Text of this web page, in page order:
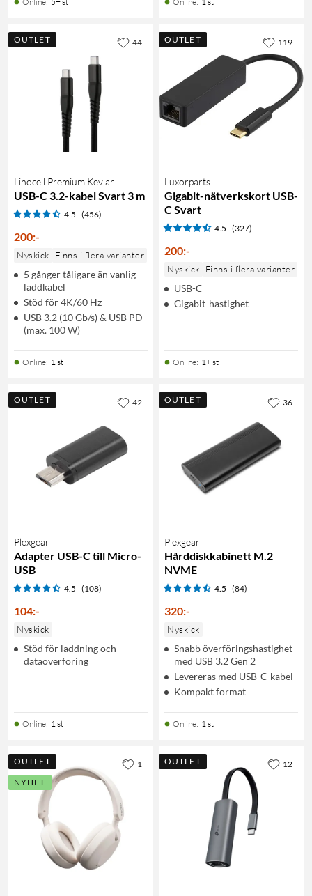
OUTLET
Linocell Premium Kevlar
USB-C 3.2-kabel Svart 3 m
4.5 (456)
200:-
Nyskick Finns i flera varianter
5 gånger tåligare än vanlig
laddkabel
Stöd för 4K/60 Hz
USB 3.2 (10 Gb/s) & USB PD
(max. 100 W)
Online: 1 st
44 OUTLET
Luxorparts
Gigabit-nätverkskort USB-
C Svart
4.5 (327)
200:-
Nyskick Finns i flera varianter
USB-C
Gigabit-hastighet
Online: 1+ st
119
OUTLET
Plexgear
Adapter USB-C till Micro-
USB
4.5 (108)
104:-
Nyskick
Stöd för laddning och
dataöverföring
Online: 1 st
42 OUTLET
Plexgear
Hårddiskkabinett M.2
NVME
4.5 (84)
320:-
Nyskick
Snabb överföringshastighet
med USB 3.2 Gen 2
Levereras med USB-C-kabel
Kompakt format
Online: 1 st
36
OUTLET
NYHET
1 OUTLET 12